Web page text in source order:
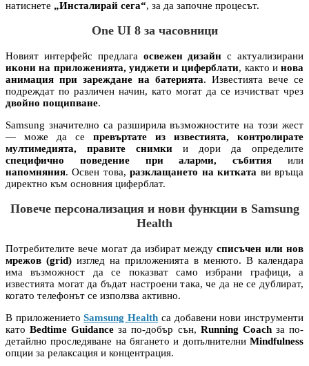
натиснете „Инсталирай сега“, за да започне процесът.
One UI 8 за часовници
Новият интерфейс предлага освежен дизайн с актуализирани
икони на приложенията, уиджети и циферблати, както и нова
анимация при зареждане на батерията. Известията вече се
подреждат по различен начин, като могат да се изчистват чрез
двойно пощипване.
Samsung значително са разширила възможностите на този жест
— може да се превъртате из известията, контролирате
мултимедията, правите снимки и дори да определите
специфично поведение при аларми, събития или
напомняния. Освен това,разклащането на китката ви връща
директно към основния циферблат.
Повече персонализация и нови функции в Samsung
Health
Потребителите вече могат да избират междусписъчен или нов
мрежов (grid) изглед на приложенията в менюто. В календара
има възможност да се показват само избрани графици, а
известията могат да бъдат настроени така, че да не се дублират,
когато телефонът се използва активно.
В приложениетоSamsung Health са добавени нови инструменти
катоBedtime Guidance за по-добър сън, Running Coachза по-
детайлно проследяване на бягането и допълнителни Mindfulness
опции за релаксация и концентрация.